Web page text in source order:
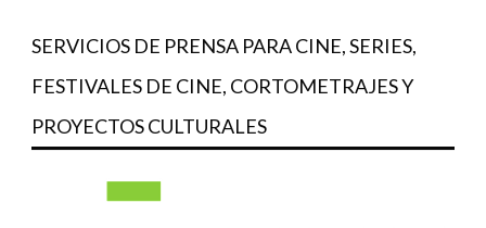
SERVICIOS DE PRENSA PARA CINE, SERIES,
FESTIVALES DE CINE, CORTOMETRAJES Y
PROYECTOS CULTURALES